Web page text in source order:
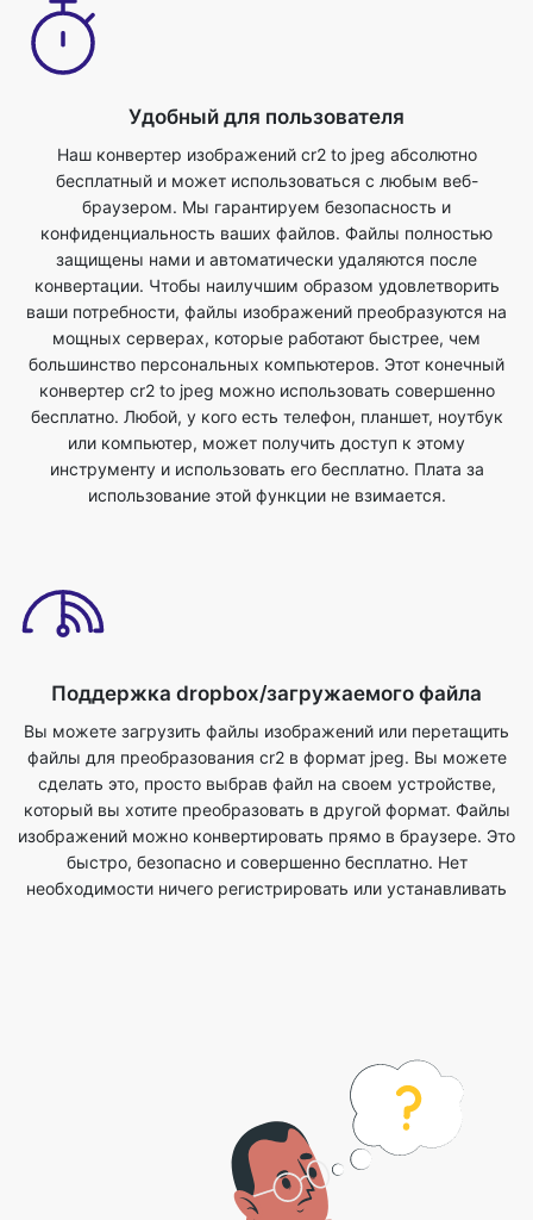
Наш конвертер изображений cr2 to jpeg абсолютно
бесплатный и может использоваться с любым веб-
конфиденциальность ваших файлов. Файлы полностью
защищены нами и автоматически удаляются после
конвертации. Чтобы наилучшим образом удовлетворить
ваши потребности, файлы изображений преобразуются на
мощных серверах, которые работают быстрее, чем
большинство персональных компьютеров. Этот конечный
конвертер cr2 to jpeg можно использовать совершенно
бесплатно. Любой, у кого есть телефон, планшет, ноутбук
или компьютер, может получить доступ к этому
инструменту и использовать его бесплатно. Плата за
использование этой функции не взимается.
Поддержка dropbox/загружаемого файла
Вы можете загрузить файлы изображений или перетащить
который вы хотите преобразовать в другой формат. Файлы
изображений можно конвертировать прямо в браузере. Это
быстро, безопасно и совершенно бесплатно. Нет
необходимости ничего регистрировать или устанавливать